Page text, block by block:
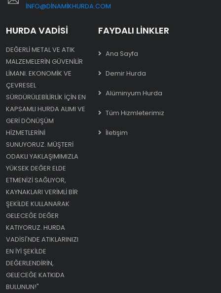
INFO@DINAMIKHURDA.COM
HURDA VADISI
DEĞERLI METAL VE ATIK
MALZEMELERIN GÜVENILIR
LIMANI. EKONOMIK VE
ÇEVRESEL
SÜRDÜRÜLEBILIRLIK IÇIN EN
KAPSAMLI HURDA ALIMI VE
GERI DÖNÜŞÜM
HIZMETLERINI
SUNUYORUZ. MÜŞTERI
ODAKLI YAKLAŞIMIMIZLA
YÜKSEK DEĞER ELDE
ETMENIZI SAĞLIYOR,
KAYNAKLARI VERIMLI BIR
ŞEKILDE KULLANARAK
GELECEĞE DEĞER
KATIYORUZ. HURDA
VADISI'NDE ATIKLARINIZI
EN IYI ŞEKILDE
DEĞERLENDIRIN,
GELECEĞE KATKIDA
BULUNUN!"
FAYDALI LINKLER
Ana Sayfa
Demir Hurda
Alüminyum Hurda
Tüm Hizmleterimiz
İletişim